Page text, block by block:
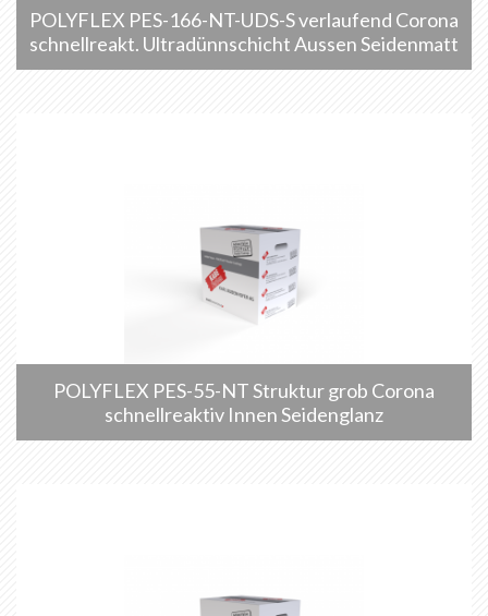
POLYFLEX PES-166-NT-UDS-S verlaufend Corona
schnellreakt. Ultradünnschicht Aussen Seidenmatt
POLYFLEX PES-55-NT Struktur grob Corona
schnellreaktiv Innen Seidenglanz